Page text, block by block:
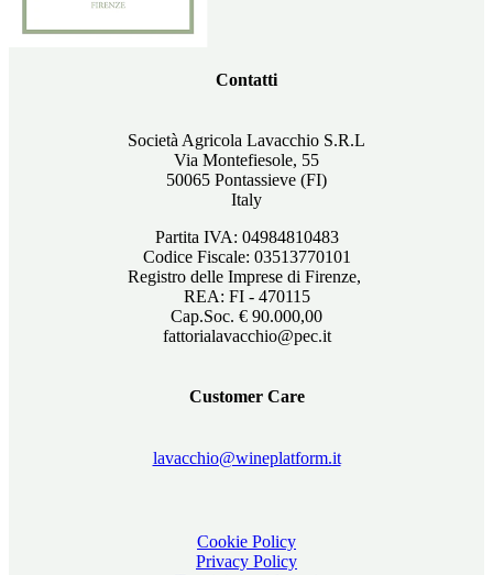
Contatti
Società Agricola Lavacchio S.R.L
Via Montefiesole, 55
50065 Pontassieve (FI)
Italy
Partita IVA: 04984810483
Codice Fiscale: 03513770101
Registro delle Imprese di Firenze,
REA: FI - 470115
Cap.Soc. € 90.000,00
fattorialavacchio@pec.it
Customer Care
lavacchio@wineplatform.it
Cookie Policy
Privacy Policy